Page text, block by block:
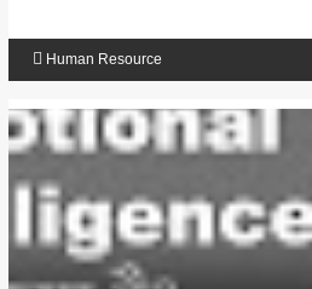
Human Resource